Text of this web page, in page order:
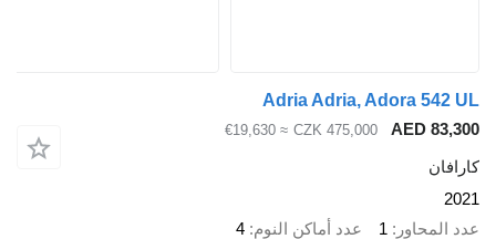
Adria Adria,
CZK 475,000
≈ €19,630
1 عدد أماكن النوم 4